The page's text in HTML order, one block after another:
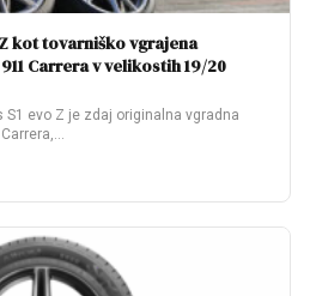
kot tovarniško vgrajena
Carrera v velikostih 19/20
S1 evo Z je zdaj originalna vgradna